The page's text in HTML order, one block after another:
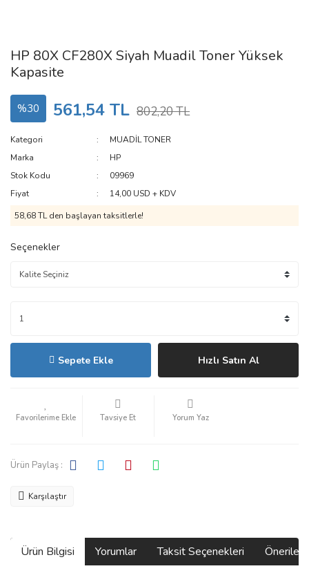
HP 80X CF280X Siyah Muadil Toner Yüksek
Kapasite
%30 561,54 TL 802,20 TL
Kategori
MUADİL TONER
Marka
HP
Stok Kodu
09969
Fiyat
14,00 USD + KDV
58,68 TL den başlayan taksitlerle!
Seçenekler
Sepete Ekle Hızlı Satın Al
Tavsiye Et Yorum Yaz
Ürün Paylaş :
Karşılaştır
Ürün Bilgisi Yorumlar Taksit Seçenekleri